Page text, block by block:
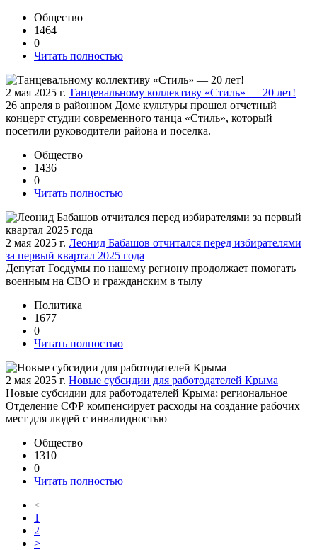
Общество
1464
0
Читать полностью
2 мая 2025 г. Танцевальному коллективу «Стиль» — 20 лет!
26 апреля в районном Доме культуры прошел отчетный
концерт студии современного танца «Стиль», который
посетили руководители района и поселка.
Общество
1436
0
Читать полностью
2 мая 2025 г. Леонид Бабашов отчитался перед избирателями
за первый квартал 2025 года
Депутат Госдумы по нашему региону продолжает помогать
военным на СВО и гражданским в тылу
Политика
1677
0
Читать полностью
2 мая 2025 г. Новые субсидии для работодателей Крыма
Новые субсидии для работодателей Крыма: региональное
Отделение СФР компенсирует расходы на создание рабочих
мест для людей с инвалидностью
Общество
1310
0
Читать полностью
<
1
2
>